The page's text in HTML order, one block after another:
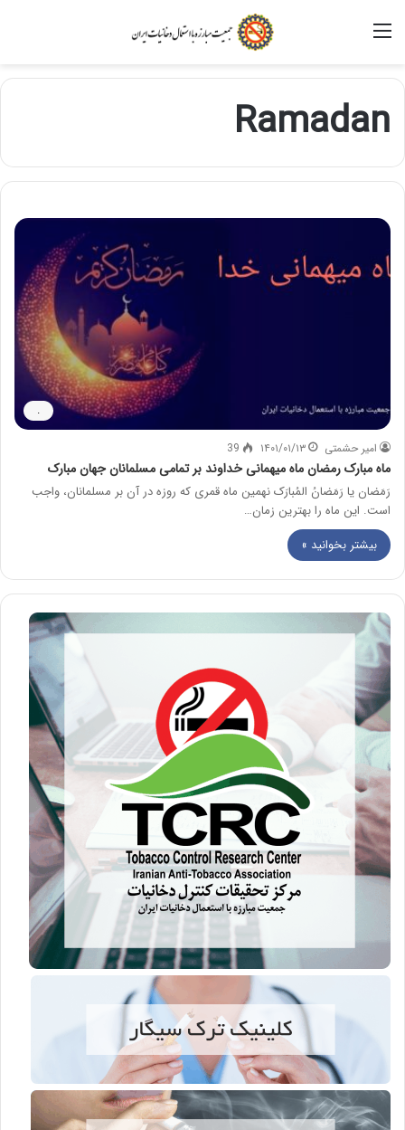
Ramadan
.
امیر حشمتی ۱۴۰۱/۰۱/۱۳ 39
ماه مبارک رمضان ماه میهمانی خداوند بر تمامی مسلمانان جهان مبارک
رَمَضان یا رَمَضان‌ُ المُبارَک نهمین ماه قمری که روزه در آن بر مسلمانان، واجب
است. این ماه را بهترین زمان…
بیشتر بخوانید »